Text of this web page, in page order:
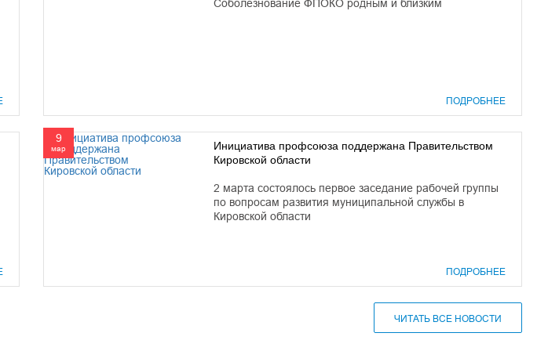
Соболезнование ФПОКО родным и близким
ПОДРОБНЕЕ
9
мар
Инициатива профсоюза поддержана Правительством
Кировской области
2 марта состоялось первое заседание рабочей группы
по вопросам развития муниципальной службы в
Кировской области
ПОДРОБНЕЕ
ЧИТАТЬ ВСЕ НОВОСТИ